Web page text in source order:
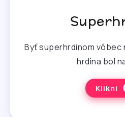
Byť superhrdinom vôbec
hrdina bol
Klikni